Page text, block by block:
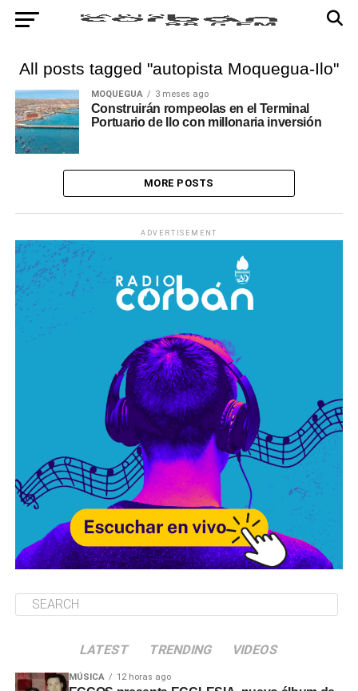
All posts tagged "autopista Moquegua-Ilo"
MOQUEGUA 3 meses ago
Construirán rompeolas en el Terminal
Portuario de Ilo con millonaria inversión
MORE POSTS
ADVERTISEMENT
LATEST TRENDING VIDEOS
MÚSICA 12 horas ago